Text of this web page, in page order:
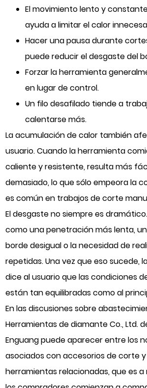
El movimiento lento y
ayuda a limitar el calor
Hacer una pausa durante
puede reducir el desgaste del
Forzar la herramienta
en lugar de control.
Un filo desafilado tiende a
calentarse más.
La acumulación de calor también
usuario. Cuando la herramienta
caliente y resistente, resulta más
demasiado, lo que sólo empeora la
es común en trabajos de corte
El desgaste no siempre es
como una penetración más lenta,
borde desigual o la necesidad de
repetidas. Una vez que eso sucede,
dice al usuario que las condiciones
están tan equilibradas como al
En las discusiones sobre
Herramientas de diamante Co., Ltd.
Enguangpuede aparecer entre los
asociados con accesorios de corte
herramientas relacionadas, que es